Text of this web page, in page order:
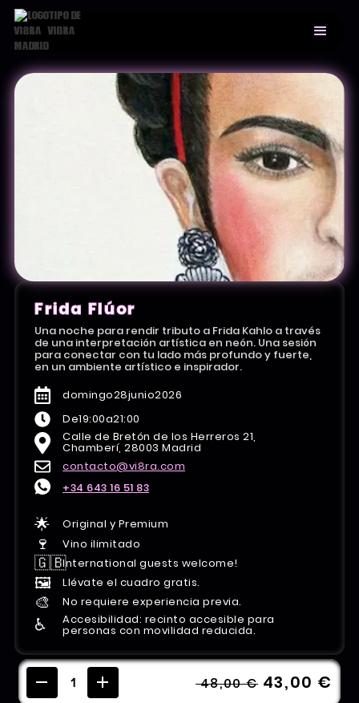
Frida Flúor
Una noche para rendir tributo a Frida Kahlo a través
de una interpretación artística en neón. Una sesión
para conectar con tu lado más profundo y fuerte,
en un ambiente artístico e inspirador.
domingo28junio2026
De19:00a21:00
Calle de Bretón de los Herreros 21,
Chamberí, 28003 Madrid
contacto@vi8ra.com
+34 643 16 51 83
🌟 Original y Premium
🍷 Vino ilimitado
🇬🇧International guests welcome!
🖼️ Llévate el cuadro gratis.
🎨 No requiere experiencia previa.
♿️ Accesibilidad: recinto accesible para
personas con movilidad reducida.
48,00 € 43,00 €